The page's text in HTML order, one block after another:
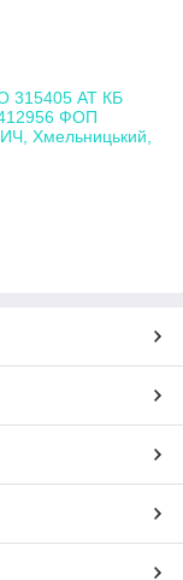
315405 АТ КБ
ФОП
Хмельницький,